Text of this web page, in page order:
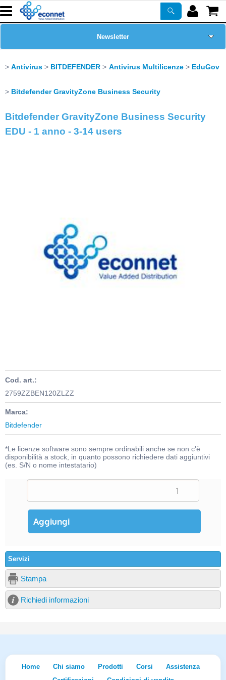
Chi siamo
Prodotti
Newsletter
Antivirus BITDEFENDER Antivirus Multilicenze EduGov
Bitdefender GravityZone Business Security
Bitdefender GravityZone Business Security
EDU - 1 anno - 3-14 users
Cod. art.:
2759ZZBEN120ZLZZ
Marca:
Bitdefender
*Le licenze software sono sempre ordinabili anche se non c'è
disponibilità a stock, in quanto possono richiedere dati aggiuntivi
(es. S/N o nome intestatario)
Servizi
Stampa
Richiedi informazioni
Home Chi siamo Prodotti Corsi
Assistenza